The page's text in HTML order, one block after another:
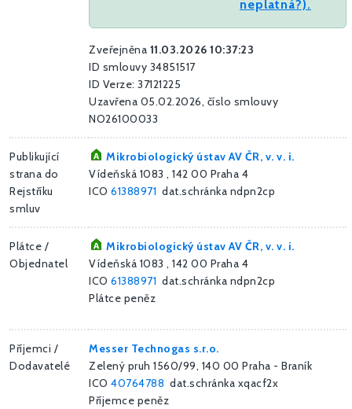
neplatná?).
Zveřejněna 11.03.2026 10:37:23
ID smlouvy 34851517
ID Verze: 37121225
Uzavřena 05.02.2026, číslo smlouvy
NO26100033
Publikující
strana do
Rejstříku
smluv
Mikrobiologický ústav AV ČR, v. v. i.
Vídeňská 1083 , 142 00 Praha 4
ICO 61388971 dat.schránka ndpn2cp
Plátce /
Objednatel
Mikrobiologický ústav AV ČR, v. v. i.
Vídeňská 1083 , 142 00 Praha 4
ICO 61388971 dat.schránka ndpn2cp
Plátce peněz
Příjemci /
Dodavatelé
Messer Technogas s.r.o.
Zelený pruh 1560/99, 140 00 Praha - Braník
ICO 40764788 dat.schránka xqacf2x
Příjemce peněz